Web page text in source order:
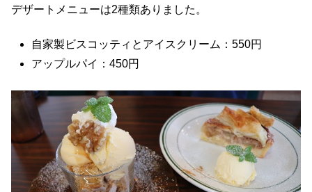
デザートメニューは2種類ありました。
自家製ビスコッティとアイスクリーム：550円
アップルパイ：450円